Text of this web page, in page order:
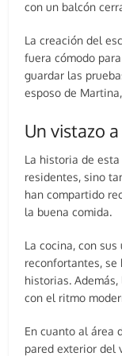
con un balcón
La creación del
fuera cómodo
guardar las
esposo de
Un vistazo
La historia de
residentes, sino
han compartido
la buena comida.
La cocina, con
reconfortantes, se
historias.
con el ritmo
En cuanto al área
pared exterior del